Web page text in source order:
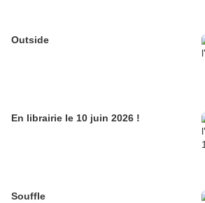
Outside
En librairie le 10 juin 2026 !
Souffle